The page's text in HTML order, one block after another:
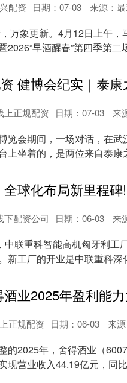
日期：07-03 来源：
配资
万象更新。4月12日上午，
2026“早酒醒春”第四季第
日期：07-03 来
上正规配资
览会期间，一场对话，在武
上坐着的，是两位来自泰
日期：06-03 来
下配资公司
中联重科智能高机匈牙利工
新工厂的开业是中联重科
日期：06-03 来
正规配资
的2025年，舍得酒业（
现营业收入44.19亿元，同